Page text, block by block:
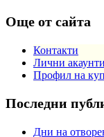
Още от сайта
Контакти
Лични акаунти
Профил на
Последни
Дни на